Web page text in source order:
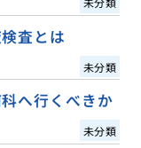
査とは
未分類
へ行くべきか
未分類